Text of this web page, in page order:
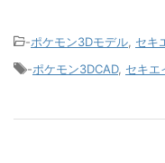
-ポケモン3Dモデル セキ
-ポケモン3DCAD, セキエ